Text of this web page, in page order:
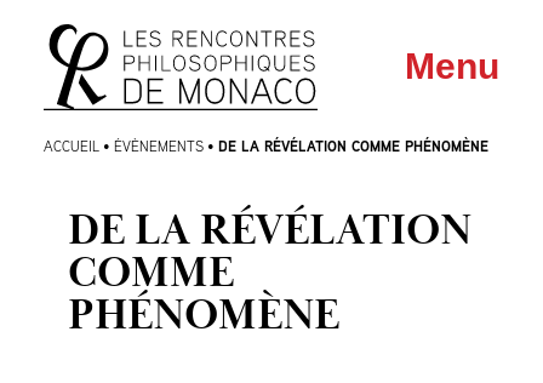
Aller
au
menu
Aller au
contenu
Menu
ACCUEIL • ÉVÈNEMENTS • DE LA RÉVÉLATION COMME PHÉNOMÈNE
DE LA RÉVÉLATION
COMME
PHÉNOMÈNE